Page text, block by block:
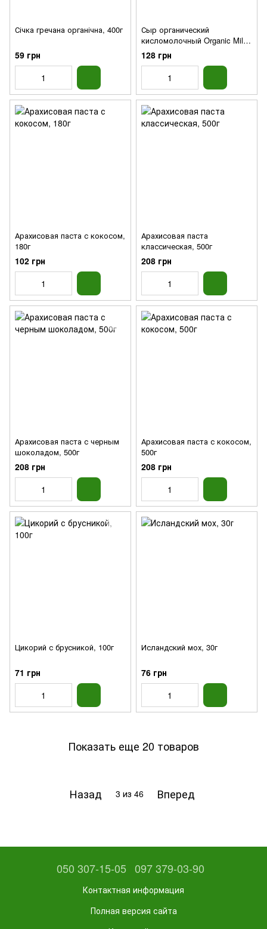
Січка гречана органічна, 400г
59 грн
Сыр органический
кисломолочный Organic Milk
5%, 300г
128 грн
Арахисовая паста с кокосом,
180г
102 грн
Арахисовая паста
классическая, 500г
208 грн
Арахисовая паста с черным
шоколадом, 500г
208 грн
Арахисовая паста с кокосом,
500г
208 грн
Цикорий с брусникой, 100г
71 грн
Исландский мох, 30г
76 грн
Показать еще 20 товаров
Назад 3 из 46 Вперед
050 307-15-05 097 379-03-90
Контактная информация
Полная версия сайта